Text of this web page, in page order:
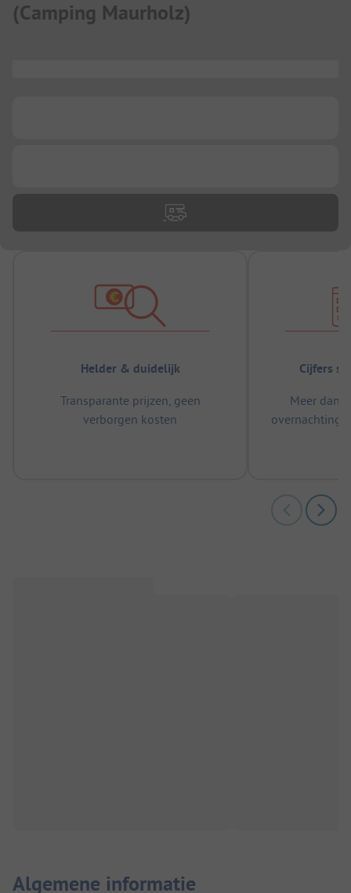
(Camping Maurholz)
Helder & duidelijk
Transparante prijzen, geen
verborgen kosten
Cijfers
Meer dan
Algemene informatie